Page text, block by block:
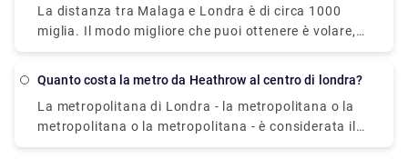
beneficiare del nostro prezzo fisso e di un servizio
clienti eccezionale, ti suggeriamo di prenotare in
dall'aeroporto di Gatwick con Rydeu Pickups.
Compila il modulo sottostante e pianifica un viaggio
senza problemi.
La distanza tra Malaga e Londra è di circa 1000
miglia. Il modo migliore che puoi ottenere è volare,
una media di 3 voli a settimana con una durata del
economico con Ryanair (£ 50), British Airways (£
80) e EasyJet (£ 95). Se stai cercando un'opzione
per raggiungere l'aeroporto di London City oltre al
volo, opta per l'autobus e il treno via Saragozza, che
Quanto costa la metro da Heathrow al centro di londra?
La metropolitana di Londra - la metropolitana o la
metropolitana o la metropolitana - è considerata il
modo più economico per viaggiare tra Heathrow e il